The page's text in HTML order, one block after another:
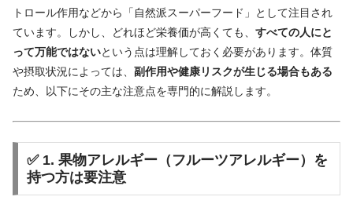
トロール作用などから「 自然派スーパーフード」 として注目 され
ています。 しかし、 どれほど栄養価が高 く ても、 すべての人にと
って万能ではないという 点は理解しておく 必要があり ます。 体質
や摂取状況によっては、 副作用や健康リスクが生じる場合もある
ため、
以下にその主な注意点を専門的に解説 し ます。
✅ 1. 果物アレルギー（ フルーツアレルギー） を
持つ方は要注意